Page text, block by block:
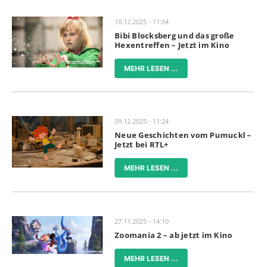
10.12.2025 - 11:04
Bibi Blocksberg und das große
Hexentreffen – Jetzt im Kino
MEHR LESEN ...
09.12.2025 - 11:24
Neue Geschichten vom Pumuckl –
Jetzt bei RTL+
MEHR LESEN ...
27.11.2025 - 14:10
Zoomania 2 – ab jetzt im Kino
MEHR LESEN ...